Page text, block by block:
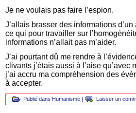
Je ne voulais pas faire l’espion.
J’allais brasser des informations
ce qui pour travailler sur
informations n’allait pas m’aider.
J’ai pourtant dû me rendre à
clivants j’étais aussi à l’aise qu’avec
j’ai accru ma compréhension des
à accepter.
Publié dans Humanisme | Laisser un